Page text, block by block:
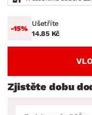
-15%
Ušetříte
14.85 Kč
Zjistěte dobu